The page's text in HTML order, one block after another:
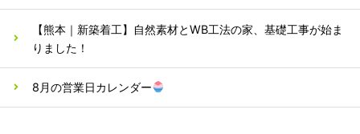
【熊本｜新築着工】自然素材とWB工法の家、基礎工事が始ま
りました！
8月の営業日カレンダー